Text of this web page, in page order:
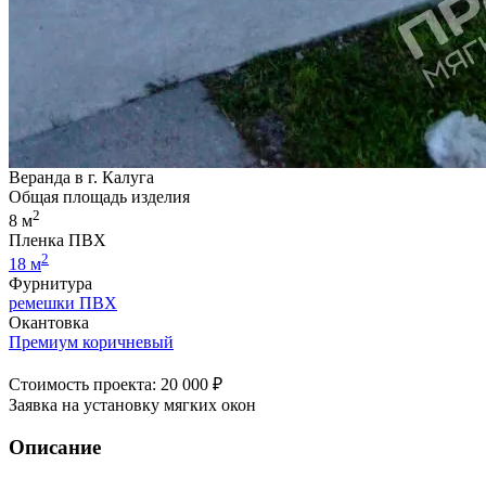
Веранда в г. Калуга
Общая площадь изделия
8 м2
Пленка ПВХ
18 м2
Фурнитура
ремешки ПВХ
Окантовка
Премиум коричневый
Стоимость проекта: 20 000 ₽
Заявка на установку мягких окон
Описание